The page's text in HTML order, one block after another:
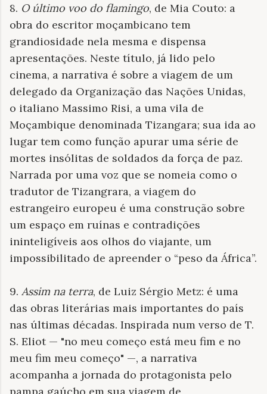
8. O último voo do flamingo, de Mia Couto: a
obra do escritor moçambicano tem
grandiosidade nela mesma e dispensa
apresentações. Neste título, já lido pelo
cinema, a narrativa é sobre a viagem de um
delegado da Organização das Nações Unidas,
o italiano Massimo Risi, a uma vila de
Moçambique denominada Tizangara; sua ida ao
lugar tem como função apurar uma série de
mortes insólitas de soldados da força de paz.
Narrada por uma voz que se nomeia como o
tradutor de Tizangrara, a viagem do
estrangeiro europeu é uma construção sobre
um espaço em ruínas e contradições
ininteligíveis aos olhos do viajante, um
impossibilitado de apreender o “peso da África”.
9. Assim na terra, de Luiz Sérgio Metz: é uma
das obras literárias mais importantes do país
nas últimas décadas. Inspirada num verso de T.
S. Eliot — "no meu começo está meu fim e no
meu fim meu começo" —, a narrativa
acompanha a jornada do protagonista pelo
pampa gaúcho em sua viagem de